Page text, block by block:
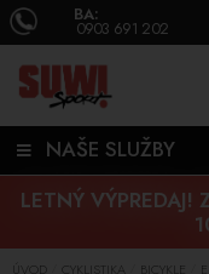
BA:
0903 691 202
NAŠE SLUŽBY
LETNÝ
ÚVOD CYKLISTIKA BICYKLE